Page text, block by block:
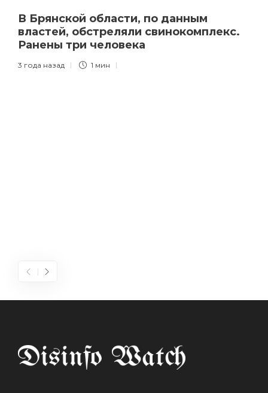
В Брянской области, по данным
властей, обстреляли свинокомплекс.
Ранены три человека
3 года назад 1 мин